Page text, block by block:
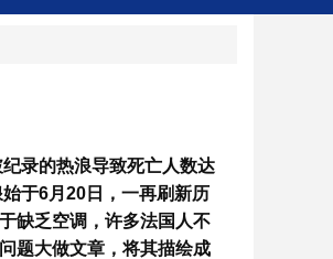
录的热浪导致死亡人数达
于6月20日，一再刷新历
缺乏空调，许多法国人不
题大做文章，将其描绘成